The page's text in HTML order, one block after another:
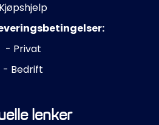
Kjøpshjelp
- Privat
- Bedrift
lenker